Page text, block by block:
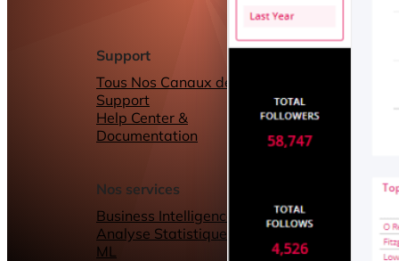
Support
Tous Nos Canaux de
Support
Help Center &
Documentation
Nos services
Business Intelligence
Analyse Statistique &
ML
Rapports
Connecteurs
Webinars
eBooks